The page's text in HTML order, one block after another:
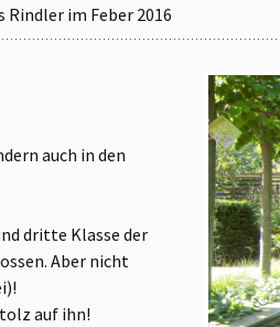
Rindler im Feber 2016
auch in den
dritte Klasse der
Aber nicht
auf ihn!